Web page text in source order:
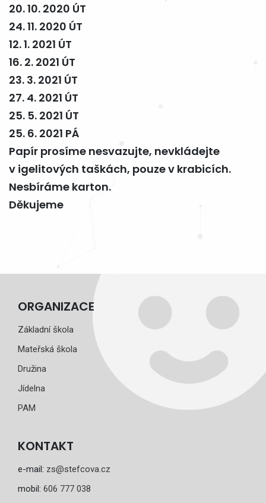
20. 10. 2020 ÚT
24. 11. 2020 ÚT
12. 1. 2021 ÚT
16. 2. 2021 ÚT
23. 3. 2021 ÚT
27. 4. 2021 ÚT
25. 5. 2021 ÚT
25. 6. 2021 PÁ
Papír prosíme nesvazujte, nevkládejte
v igelitových taškách, pouze v krabicích.
Nesbíráme karton.
Děkujeme
ORGANIZACE
Základní škola
Mateřská škola
Družina
Jídelna
PAM
KONTAKT
e-mail: zs@stefcova.cz
mobil: 606 777 038